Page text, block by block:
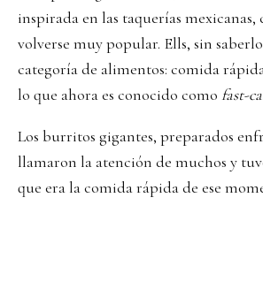
inspirada en las taquerías mexicanas,
volverse muy popular. Ells, sin
categoría de alimentos: comida
lo que ahora es conocido como fast-
Los burritos gigantes, preparados
llamaron la atención de muchos y
que era la comida rápida de ese